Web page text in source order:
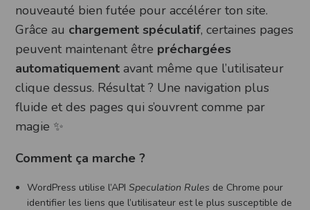
nouveauté bien futée pour accélérer ton site.
Grâce au chargement spéculatif, certaines pages
peuvent maintenant être préchargées
automatiquement avant même que l’utilisateur
clique dessus. Résultat ? Une navigation plus
fluide et des pages qui s’ouvrent comme par
magie ✨
Comment ça marche ?
WordPress utilise l’APISpeculation Rules de Chrome pour
identifier les liens que l’utilisateur est le plus susceptible de